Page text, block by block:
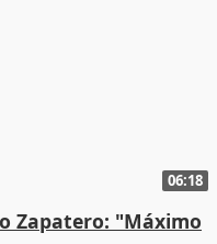
06:18
Zapatero: "Máximo